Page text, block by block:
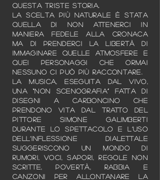
questa triste storia.
La scelta più naturale è stata
quella di non attenerci in
maniera fedele alla cronaca
ma di prenderci la libertà di
immaginare quelle atmosfere e
quei personaggi che ormai
nessuno ci può più raccontare.
La musica, eseguita dal vivo,
una “non scenografia” fatta di
disegni a carboncino che
prendono vita dal tratto del
pittore Simone Galimberti
durante lo spettacolo e l’uso
dell’inflessione dialettale
suggeriscono un mondo di
rumori, voci, sapori, regole non
scritte, povertà, rabbia e
canzoni per allontanare la